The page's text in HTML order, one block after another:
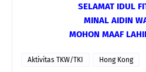
SELAMAT IDUL
MINAL AIDIN
MOHON MAAF
Aktivitas TKW/TKI Hong Kong